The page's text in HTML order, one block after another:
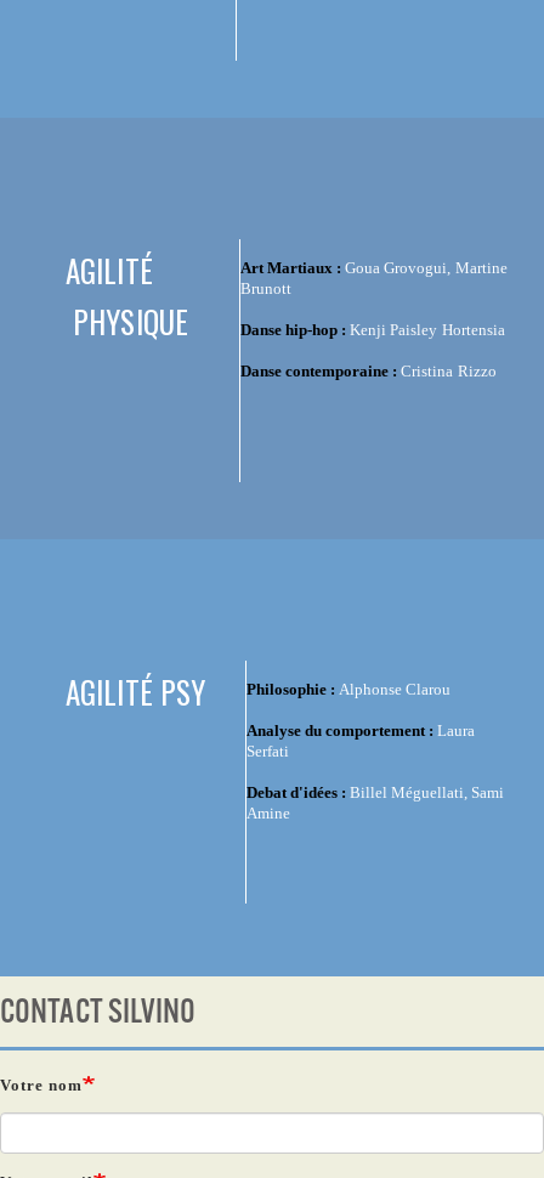
AGILITÉ
PHYSIQUE
Art Martiaux : Goua Grovogui, Martine
Brunott
Danse hip-hop : Kenji Paisley Hortensia
Danse contemporaine :Cristina Rizzo
AGILITÉ PSY Philosophie : Alphonse Clarou
Analyse du comportement : Laura
Serfati
Debat d'idées : Billel Méguellati, Sami
Amine
CONTACT SILVINO
Votre nom